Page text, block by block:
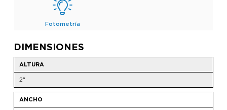
Fotometría
DIMENSIONES
ALTURA
2"
ANCHO